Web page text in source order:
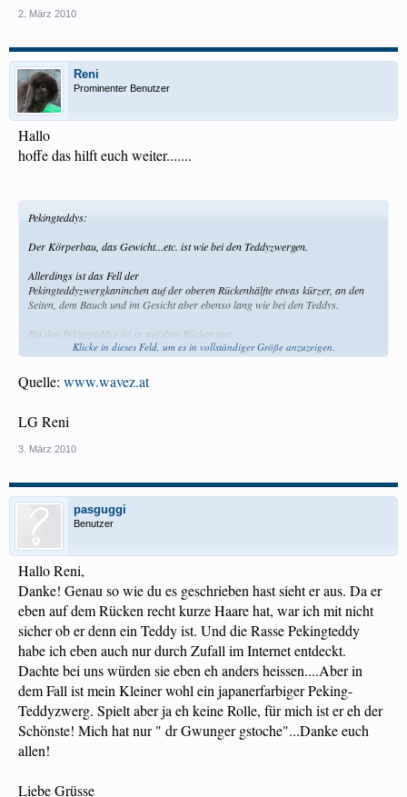
2. März 2010
Reni
Prominenter Benutzer
Hallo
hoffe das hilft euch weiter.......
Pekingteddys:
Der Körperbau, das Gewicht...etc. ist wie bei den Teddyzwergen.
Allerdings ist das Fell der
Pekingteddyzwergkaninchen auf der oberen Rückenhälfte etwas kürzer, an den
Seiten, dem Bauch und im Gesicht aber ebenso lang wie bei den Teddys.
Bei den Pekingteddys ist es auf dem Rücken nur
2–3 cm lang, während es am restlichen Körper wie bei den Teddyzwergen auch
Sie haben auch das süße Gesichtchen der Teddys, sind durch das kürzere
Klicke in dieses Feld, um es in vollständiger Größe anzuzeigen.
Quelle: www.wavez.at
LG Reni
3. März 2010
pasguggi
Benutzer
Hallo Reni,
Danke! Genau so wie du es geschrieben hast sieht er aus. Da er
eben auf dem Rücken recht kurze Haare hat, war ich mit nicht
sicher ob er denn ein Teddy ist. Und die Rasse Pekingteddy
habe ich eben auch nur durch Zufall im Internet entdeckt.
Dachte bei uns würden sie eben eh anders heissen....Aber in
dem Fall ist mein Kleiner wohl ein japanerfarbiger Peking-
Teddyzwerg. Spielt aber ja eh keine Rolle, für mich ist er eh der
Schönste! Mich hat nur " dr Gwunger gstoche"...Danke euch
allen!
Liebe Grüsse